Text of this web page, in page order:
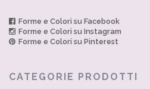
Forme e Colori su Facebook
Forme e Colori su Instagram
Forme e Colori su Pinterest
CATEGORIE PRODOTTI